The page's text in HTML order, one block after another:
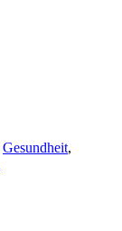
Gesundheit,